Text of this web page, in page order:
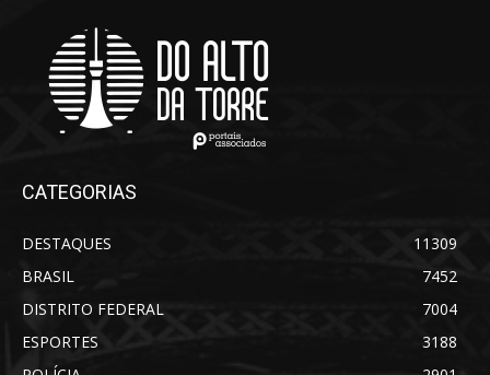
CATEGORIAS
DESTAQUES
11309
BRASIL
7452
DISTRITO FEDERAL
7004
ESPORTES
3188